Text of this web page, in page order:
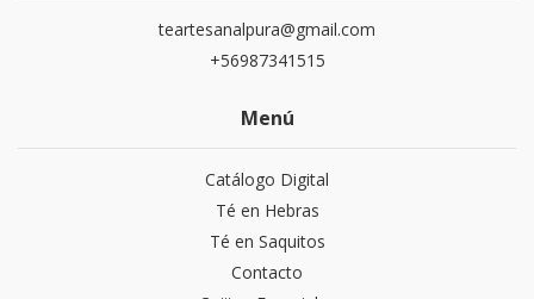
teartesanalpura@gmail.com
+56987341515
Menú
Catálogo Digital
Té en Hebras
Té en Saquitos
Contacto